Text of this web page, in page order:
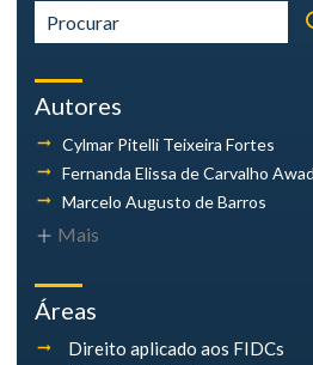
Autores
Cylmar Pitelli Teixeira Fortes
Fernanda Elissa de Carvalho
Marcelo Augusto de Barros
Mais
Áreas
Direito aplicado aos FIDCs